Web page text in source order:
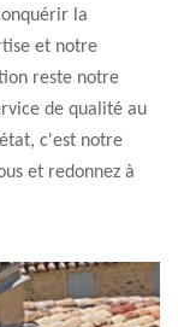
la
et notre
reste notre
de qualité au
c'est notre
et redonnez à